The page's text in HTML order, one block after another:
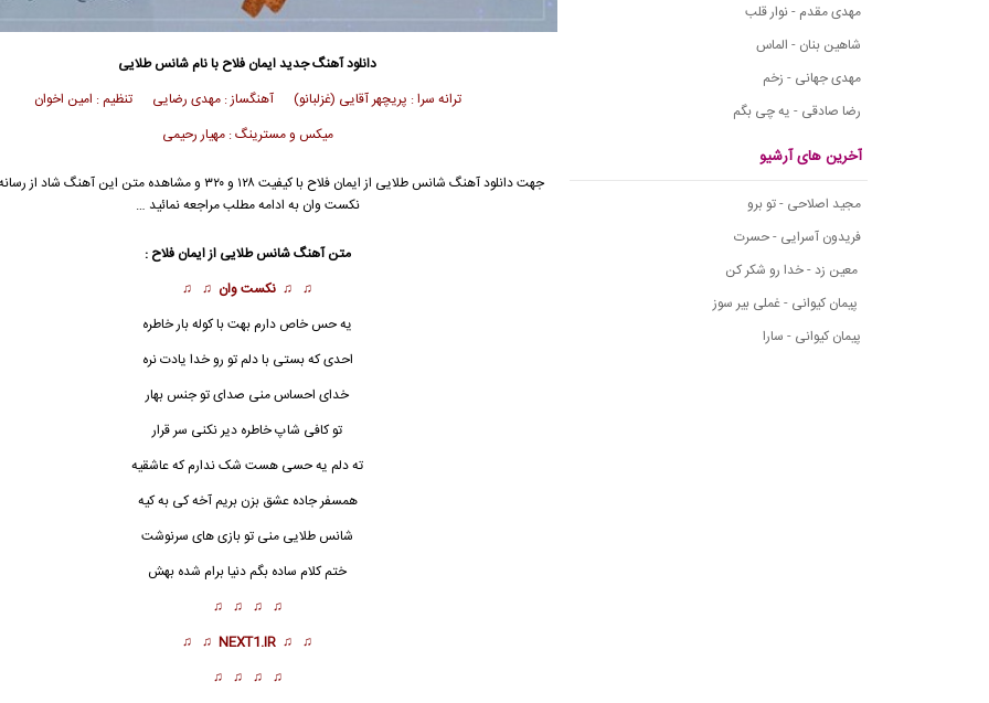
مهدی مقدم - نوار قلب
شاهین بنان - الماس
مهدی جهانی - زخم
رضا صادقی - یه چی بگم
آخرین های آرشیو
مجید اصلاحی - تو برو
فریدون آسرایی - حسرت
معین زد - خدا رو شکر کن
پیمان کیوانی - غملی بیر سوز
پیمان کیوانی - سارا
دانلود آهنگ جدیدایمان فلاح با نام شانس طلایی
ترانه سرا : پریچهر آقایی (غزلبانو) آهنگساز : مهدی رضایی تنظیم : امین اخوان
میکس و مسترینگ : مهیار رحیمی
جهت دانلود آهنگ شانس طلایی از ایمان فلاح
با کیفیت ۱۲۸ و ۳۲۰ و مشاهده متن این آهنگ شاد از
نکست وان به ادامه مطلب مراجعه نمائید …
متن آهنگ شانس طلایی ازایمان فلاح :
♫ ♫ نکست وان ♫ ♫
یه حس خاص دارم بهت با کوله بار خاطره
احدی که بستی با دلم تو رو خدا یادت نره
خدای احساس منی صدای تو جنس بهار
تو کافی شاپ خاطره دیر نکنی سر قرار
ته دلم یه حسی هست شک ندارم که عاشقیه
همسفر جاده عشق بزن بریم آخه کی به کیه
شانس طلایی منی تو بازی های سرنوشت
ختم کلام ساده بگم دنیا برام شده بهش
♫ ♫ ♫ ♫
♫ ♫
NEXT1.IR
♫ ♫
♫ ♫ ♫ ♫